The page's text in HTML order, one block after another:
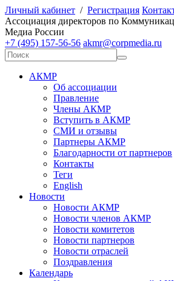
Личный кабинет / Регистрация
Ассоциация директоров по К
Медиа России
+7 (495) 157-56-56 akmr@corpmedia.ru
АКМР
Об ассоциации
Правление
Члены АКМР
Вступить в АКМР
СМИ и отзывы
Партнеры АКМР
Благодарности от партнеров
Контакты
Теги
English
Новости
Новости АКМР
Новости членов АКМР
Новости комитетов
Новости партнеров
Новости отраслей
Поздравления
Календарь